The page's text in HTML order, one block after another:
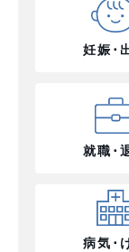
妊娠･
就職･
病気･